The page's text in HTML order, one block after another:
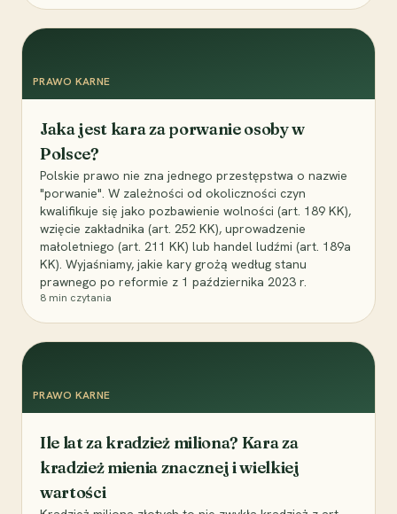
PRAWO KARNE
Jaka jest kara za porwanie osoby w
Polsce?
Polskie prawo nie zna jednego przestępstwa o nazwie
"porwanie". W zależności od okoliczności czyn
kwalifikuje się jako pozbawienie wolności (art. 189 KK),
wzięcie zakładnika (art. 252 KK), uprowadzenie
małoletniego (art. 211 KK) lub handel ludźmi (art. 189a
KK). Wyjaśniamy, jakie kary grożą według stanu
prawnego po reformie z 1 października 2023 r.
8 min czytania
PRAWO KARNE
Ile lat za kradzież miliona? Kara za
kradzież mienia znacznej i wielkiej
wartości